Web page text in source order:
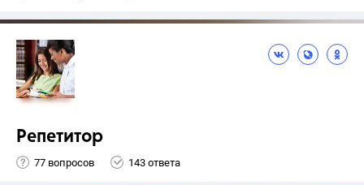
Репетитор
77 вопросов 143 ответа